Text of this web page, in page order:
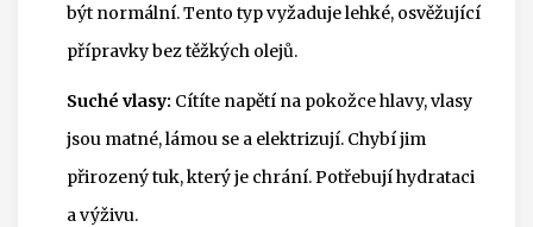
být normální. Tento typ vyžaduje lehké, osvěžující
přípravky bez těžkých olejů.
Suché vlasy: Cítíte napětí na pokožce hlavy, vlasy
jsou matné, lámou se a elektrizují. Chybí jim
přirozený tuk, který je chrání. Potřebují hydrataci
a výživu.